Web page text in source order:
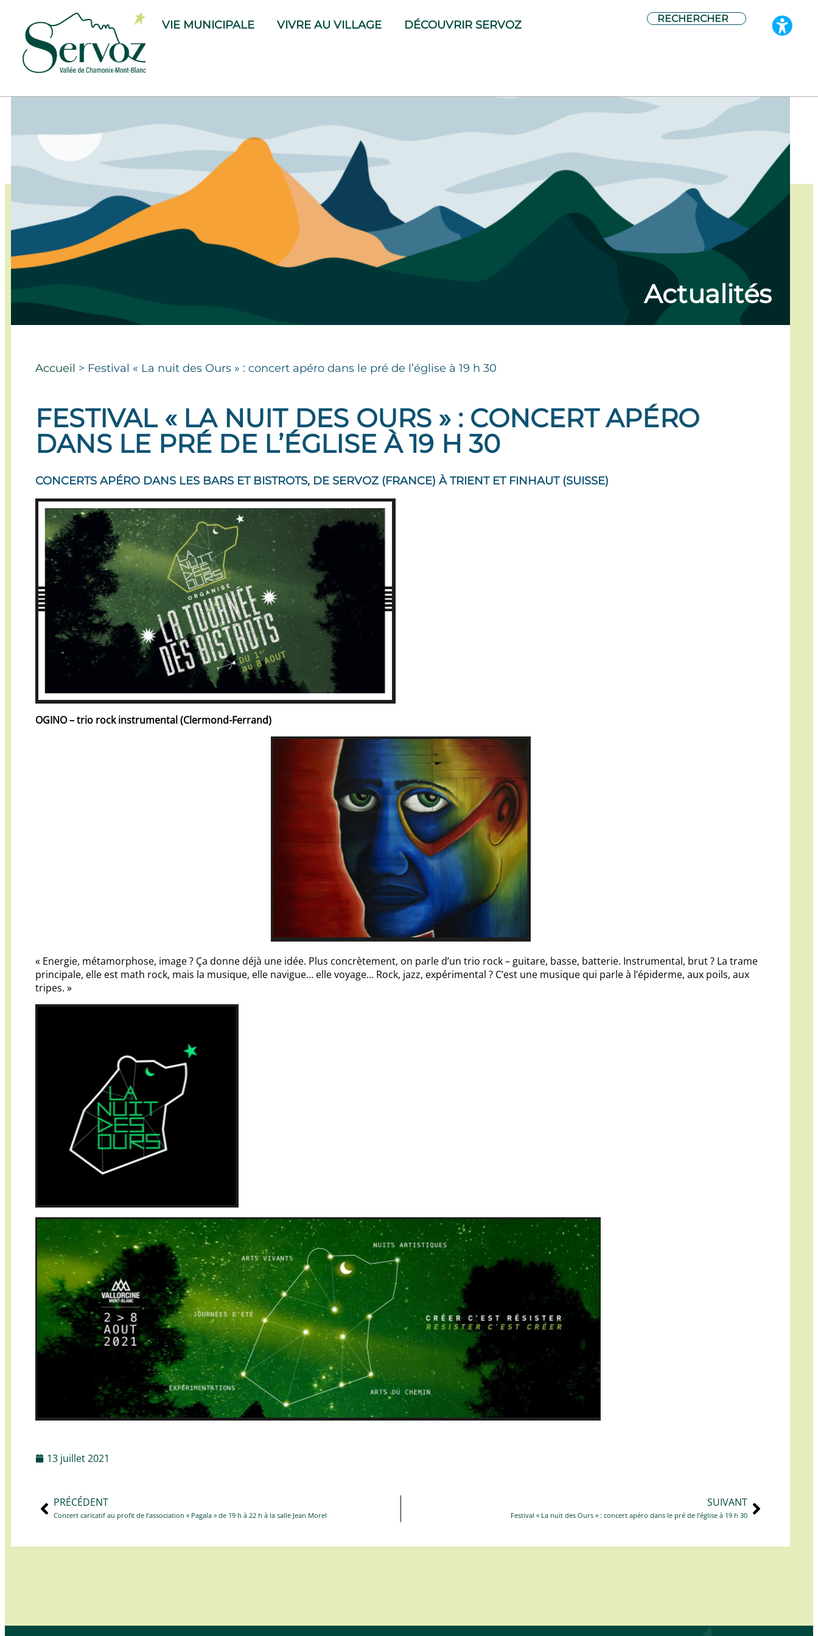
VIE MUNICIPALE VIVRE AU VILLAGE DÉCOUVRIR SERVOZ
Actualités
Accueil > Festival « La nuit des Ours » : concert apéro dans le pré de l’église à 19 h 30
FESTIVAL « LA NUIT DES OURS » : CONCERT APÉRO
DANS LE PRÉ DE L’ÉGLISE À 19 H 30
CONCERTS APÉRO DANS LES BARS ET BISTROTS, DE SERVOZ (FRANCE) À TRIENT ET FINHAUT (SUISSE)
OGINO – trio rock instrumental (Clermond-Ferrand)
« Energie, métamorphose, image ? Ça donne déjà une idée. Plus concrètement, on parle d’un trio rock – guitare, basse, batterie. Instrumental, brut ? La trame
principale, elle est math rock, mais la musique, elle navigue… elle voyage… Rock, jazz, expérimental ? C’est une musique qui parle à l’épiderme, aux poils, aux
tripes. »
13 juillet 2021
PRÉCÉDENT
Concert caricatif au profit de l’association « Pagala » de 19 h à 22 h à la salle Jean Morel
SUIVANT
Festival « La nuit des Ours » : concert apéro dans le pré de l’église à 19 h 30